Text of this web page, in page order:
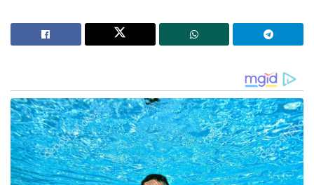
; യു.പി.ഐ നിയമഭേദഗതിയിൽ വ്യക്തത വരുത്തി
കേന്ദ്രസർക്കാർ
മതേതര ജനാധിപത്യത്തിൽ ന്യൂനപക്ഷ
അവകാശങ്ങളും ഗുണനിലവാരമുള്ള വിദ്യാഭ്യാസവും
സന്തുലിതമാക്കുക എന്ന ലക്ഷ്യത്തോടെയാണ്
ഉത്തർപ്രദേശ് സർക്കാർ ഈ നടപടി സ്വീകരിച്ചിട്ടുള്ളത്.
2004 ലെ യുപി മദ്രസ നിയമം സുപ്രീം കോടതി
ശരിവച്ചതോടെയാണ് യുപി സർക്കാരിന്റെ ഈ നടപടി